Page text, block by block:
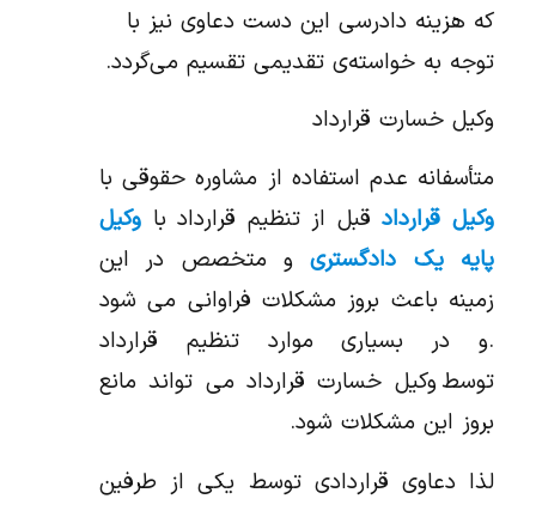
که هزینه دادرسی این دست دعاوی نیز با
توجه به خواسته‌ی تقدیمی تقسیم می‌گردد.
وکیل خسارت قرارداد
متأسفانه عدم استفاده از مشاوره حقوقی با
وکیل قراردادقبل از تنظیم قرارداد با وکیل
پایه یک دادگستریو متخصص در این
زمینه باعث بروز مشکلات فراوانی می شود
.و در بسیاری موارد تنظیم قرارداد
توسط وکیل خسارت قرارداد می تواند مانع
بروز این مشکلات شود.
لذا دعاوی قراردادی توسط یکی از طرفین